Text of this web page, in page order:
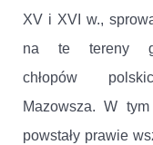
XV i XVI w.,
na te tereny
chłopów
Mazowsza. W
powstały prawie